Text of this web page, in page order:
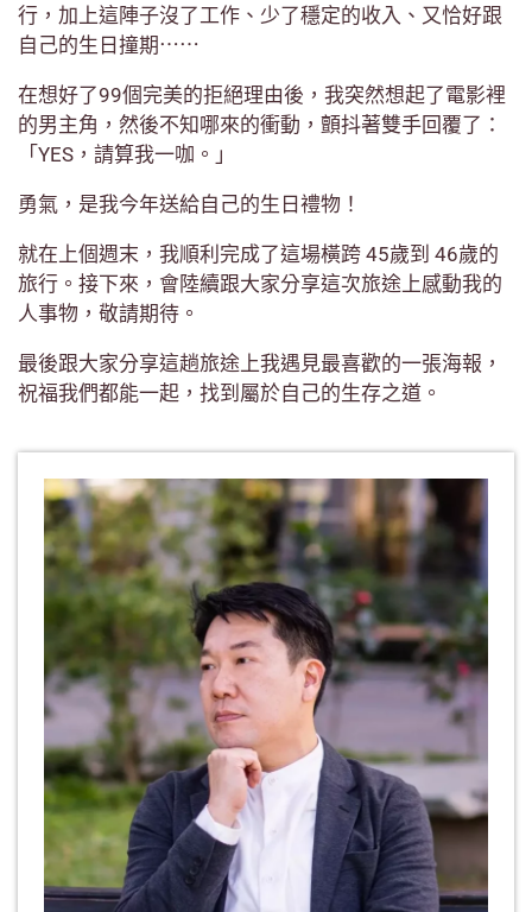
行，加上這陣子沒了工作、少了穩定的收入、又恰好跟
自己的生日撞期⋯⋯
在想好了99個完美的拒絕理由後，我突然想起了電影裡
的男主角，然後不知哪來的衝動，顫抖著雙手回覆了：
「YES，請算我一咖。」
勇氣，是我今年送給自己的生日禮物！
就在上個週末，我順利完成了這場橫跨 45歲到 46歲的
旅行。接下來，會陸續跟大家分享這次旅途上感動我的
人事物，敬請期待。
最後跟大家分享這趟旅途上我遇見最喜歡的一張海報，
祝福我們都能一起，找到屬於自己的生存之道。